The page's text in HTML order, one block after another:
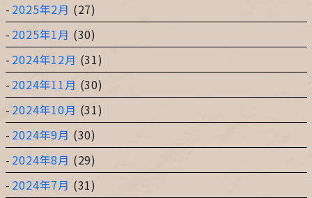
2025年2月 (27)
2025年1月 (30)
2024年12月 (31)
2024年11月 (30)
2024年10月 (31)
2024年9月 (30)
2024年8月 (29)
2024年7月 (31)